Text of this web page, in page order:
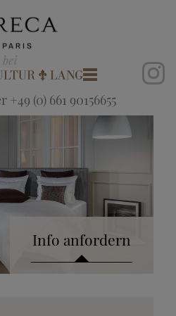
(0) 661 90156655
Info anfordern